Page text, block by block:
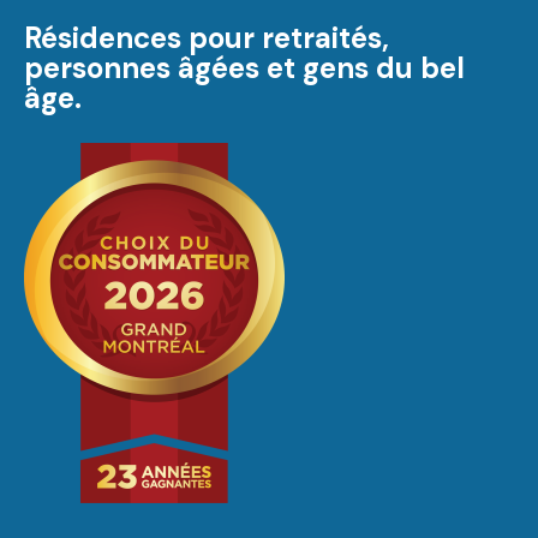
Résidences pour retraités,
personnes âgées et gens du bel
âge.